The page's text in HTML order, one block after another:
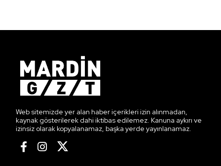
Web sitemizde yer alan haber içerikleri izin alınmadan,
kaynak gösterilerek dahi iktibas edilemez. Kanuna aykırı ve
izinsiz olarak kopyalanamaz, başka yerde yayınlanamaz.